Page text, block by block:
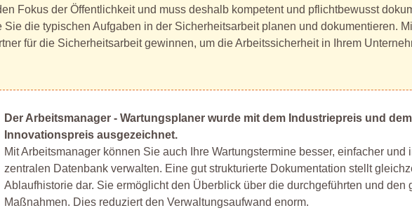
Fokus der Öffentlichkeit und muss deshalb kompetent und pflichtbewusst
die typischen Aufgaben in der Sicherheitsarbeit planen und dokumentieren.
für die Sicherheitsarbeit gewinnen, um die Arbeitssicherheit in Ihrem
Der Arbeitsmanager - Wartungsplaner wurde mit dem Industriepreis und dem
Innovationspreis ausgezeichnet.
Mit Arbeitsmanager können Sie auch Ihre Wartungstermine besser, einfacher und
zentralen Datenbank verwalten. Eine gut strukturierte Dokumentation stellt
Ablaufhistorie dar. Sie ermöglicht den Überblick über die durchgeführten und den
Maßnahmen. Dies reduziert den Verwaltungsaufwand enorm.